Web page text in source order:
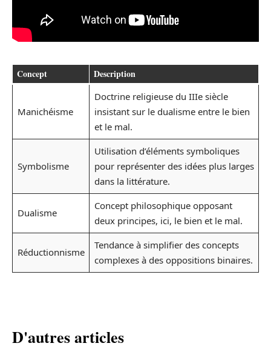
Concept Description
Manichéisme
Doctrine religieuse du IIIe siècle
insistant sur le dualisme entre le bien
et le mal.
Symbolisme
Utilisation d’éléments symboliques
pour représenter des idées plus larges
dans la littérature.
Dualisme
Concept philosophique opposant
deux principes, ici, le bien et le mal.
Réductionnisme
Tendance à simplifier des concepts
complexes à des oppositions binaires.
D'autres articles